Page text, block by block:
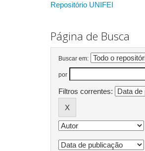
Repositório UNIFEI
Página de Busca
Buscar em:
por
Filtros correntes: